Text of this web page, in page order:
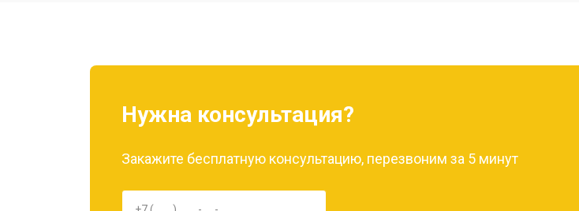
Замена дисплея (экрана)
Нужна консультация?
Закажите бесплатную консультацию, перезвоним за 5 минут